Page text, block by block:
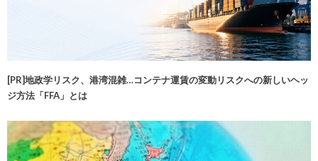
[PR]地政学リスク、港湾混雑…コンテナ運賃の変動リスクへの新しいヘッ
ジ方法「FFA」とは